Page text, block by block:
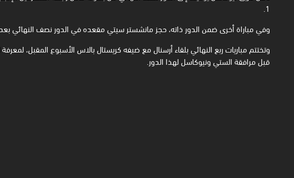
1.
وفي مباراة أخرى ضمن الدور ذاته، حجز مانشستر سيتي مقعده في الدور نصف النهائي
وتختتم مباريات ربع النهائي بلقاء أرسنال مع ضيفه كريستال بالاس الأسبوع المقبل،
قبل مرافقة الستي ونيوكاسل لهذا الدور.